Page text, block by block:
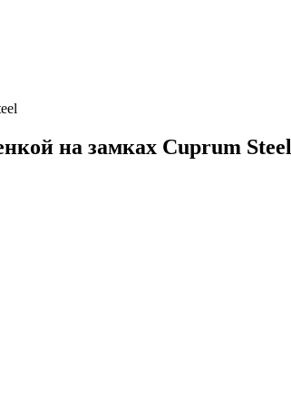
на замках Cuprum Steel